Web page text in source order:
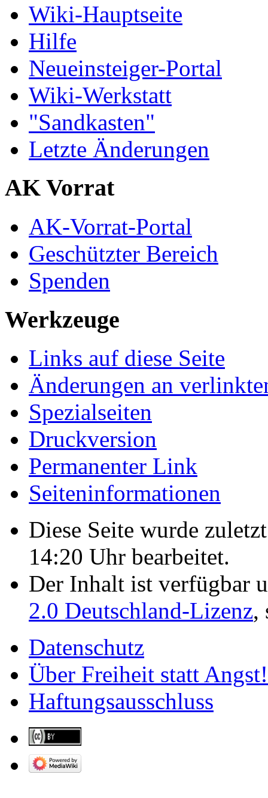
Wiki-Hauptseite
Hilfe
Neueinsteiger-Portal
Wiki-Werkstatt
"Sandkasten"
Letzte Änderungen
AK Vorrat
AK-Vorrat-Portal
Geschützter Bereich
Spenden
Werkzeuge
Links auf diese Seite
Änderungen an
Spezialseiten
Druckversion
Permanenter Link
Seiten­­informationen
Diese Seite wurde
14:20 Uhr bearbeitet.
Der Inhalt ist verfügbar
2.0 Deutschland-Lizenz,
Datenschutz
Über Freiheit statt Angst!
Haftungsausschluss